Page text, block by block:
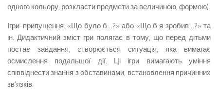
одного кольору, розкласти предмети за величиною, формою).
Ігри-припущення. «Що було б…?» або «Що б я зробив…?» та
ін. Дидактичний зміст гри полягає в тому, що перед дітьми
постає завдання, створюється ситуація, яка вимагає
осмислення подальшої дії. Ці ігри вимагають уміння
співвіднести знання з обста­винами, встановлення причинних
зв’язків.